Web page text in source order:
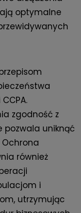
optymalne
zgodność z
pozwala uniknąć
również
i
utrzymując